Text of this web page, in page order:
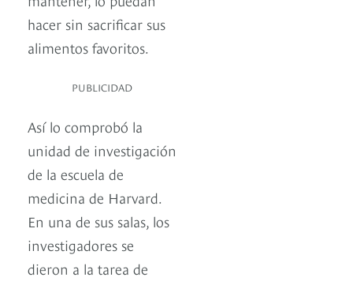
hacer sin sacrificar sus
alimentos favoritos.
PUBLICIDAD
Así lo comprobó la
unidad de investigación
de la escuela de
medicina de Harvard.
En una de sus salas, los
investigadores se
dieron a la tarea de